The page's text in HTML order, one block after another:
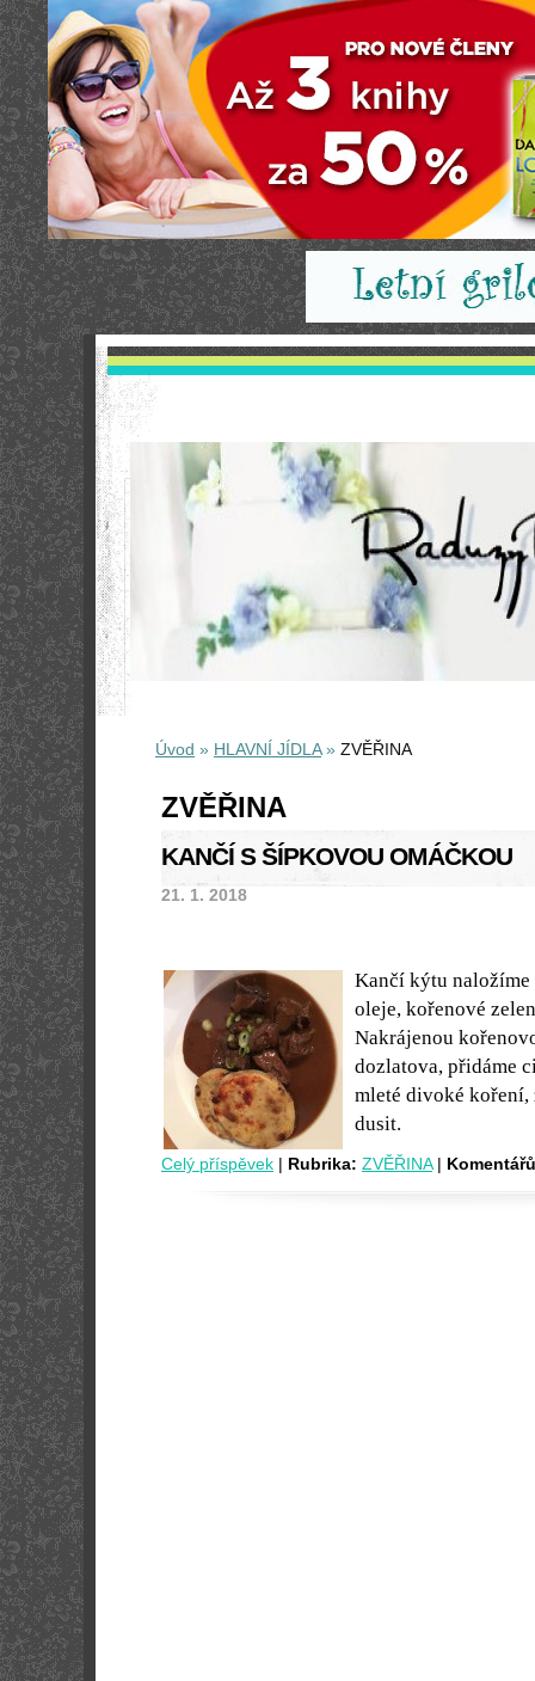
Úvod » HLAVNÍ JÍDLA» ZVĚŘINA
ZVĚŘINA
KANČÍ S ŠÍPKOVOU OMÁČKOU
21. 1. 2018
Kančí kýtu naložíme
oleje, kořenové
Nakrájenou
dozlatova, přidáme
mleté divoké koření,
dusit.
Celý příspěvek | Rubrika: ZVĚŘINA |